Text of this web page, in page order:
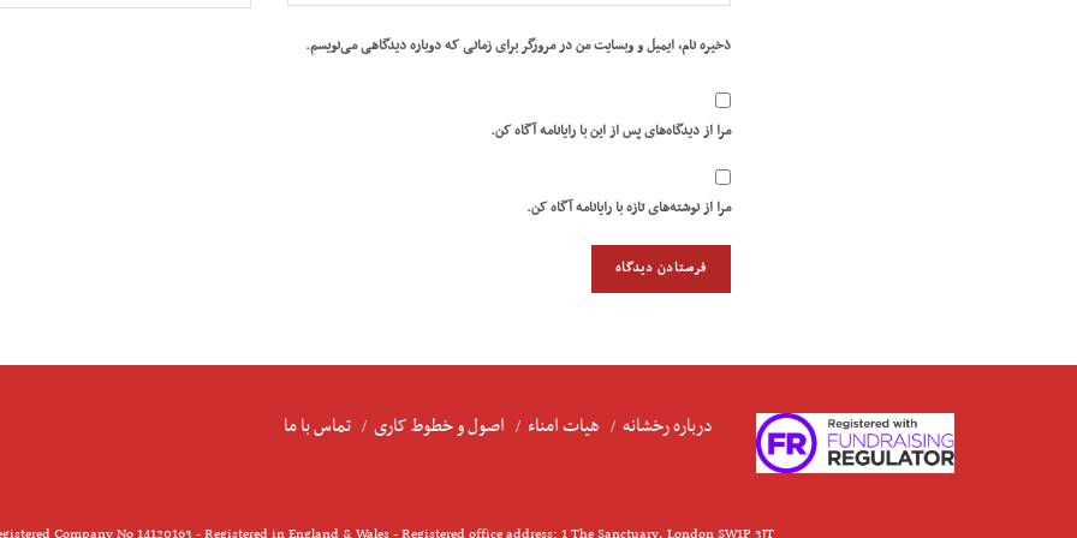
ذخیره نام، ایمیل و وبسایت من در مرورگر برای زمانی که دوباره دیدگاهی می‌نویسم.
مرا از دیدگاه‌های پس از این با رایانامه آگاه کن.
مرا از نوشته‌های تازه با رایانامه آگاه کن.
درباره رخشانه هیات امناء اصول و خطوط کاری تماس با ما